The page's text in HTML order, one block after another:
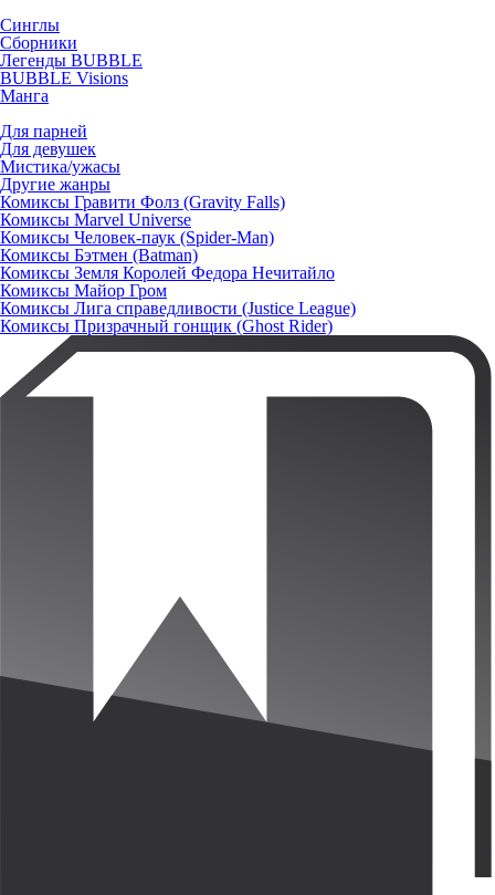
Синглы
Сборники
Легенды BUBBLE
BUBBLE Visions
Манга
Для парней
Для девушек
Мистика/ужасы
Другие жанры
Комиксы Гравити Фолз (Gravity Falls)
Комиксы Marvel Universe
Комиксы Человек-паук (Spider-Man)
Комиксы Бэтмен (Batman)
Комиксы Земля Королей Федора Нечитайло
Комиксы Майор Гром
Комиксы Лига справедливости (Justice League)
Комиксы Призрачный гонщик (Ghost Rider)